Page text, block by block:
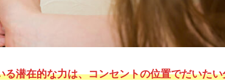
る潜在的な力は、コンセントの位置でだいた